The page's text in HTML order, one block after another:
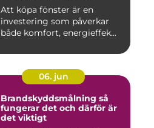
Att köpa fönster är en
investering som påverkar
både komfort, energieffek...
06. jun
Brandskyddsmålning så
fungerar det och därför är
det viktigt